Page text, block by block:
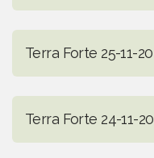
Terra Forte 25-11-20
Terra Forte 24-11-20